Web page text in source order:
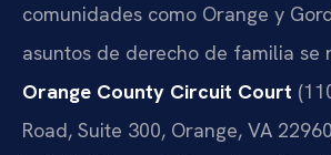
comunidades como Orange y
asuntos de derecho de familia se
Orange County Circuit Court
Road, Suite 300, Orange, VA